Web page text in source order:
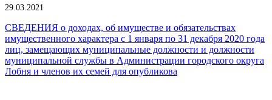
29.03.2021
СВЕДЕНИЯ о доходах, об имуществе и обязательствах
имущественного характера с 1 января по 31 декабря 2020 года
лиц, замещающих муниципальные должности и должности
муниципальной службы в Администрации городского округа
Лобня и членов их семей для опубликова